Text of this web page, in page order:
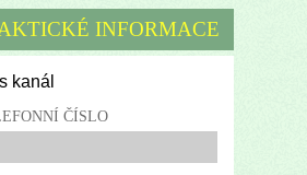
INFORMACE
kanál
ČÍSLO